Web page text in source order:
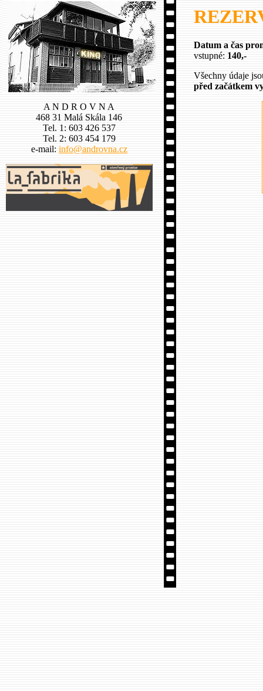
A N D R O V N A
468 31 Malá Skála 146
Tel. 1: 603 426 537
Tel. 2: 603 454 179
e-mail: info@androvna.cz
Datum a čas
vstupné: 140,-
Všechny údaje
před začátkem